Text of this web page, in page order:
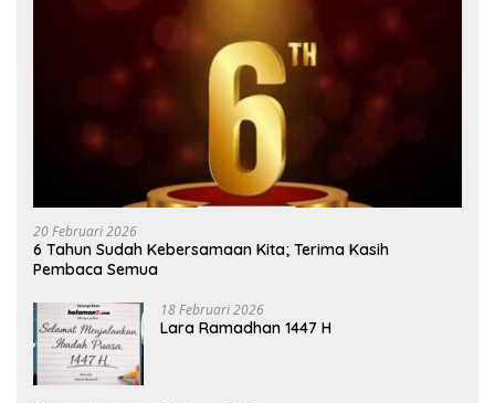
20 Februari 2026
6 Tahun Sudah Kebersamaan Kita; Terima Kasih
Pembaca Semua
18 Februari 2026
Lara Ramadhan 1447 H